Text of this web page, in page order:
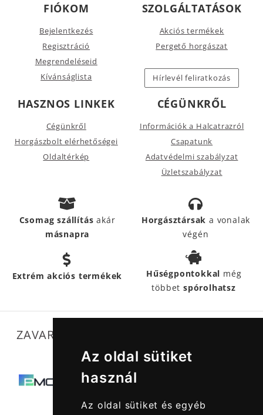
Az oldal sütiket
használ
Az oldal sütiket és egyéb
FIÓKOM
Bejelentkezés
Regisztráció
Megrendeléseid
Kívánságlista
SZOLGÁLTATÁSOK
Akciós termékek
Pergető horgászat
Hírlevél feliratkozás
HASZNOS LINKEK
Cégünkről
Horgászbolt elérhetőségei
Oldaltérkép
CÉGÜNKRŐL
Információk a Halcatrazról
Csapatunk
Adatvédelmi szabályzat
Üzletszabályzat
Csomag szállításakár
másnapra
Horgásztársak a vonalak
végén
Extrém akciós termékek Hűségpontokkal még
többetspórolhatsz
ZAVARTALAN MŰKÖDÉSÜNKET SEGÍTIK